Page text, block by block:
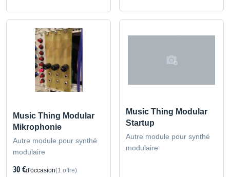
Music Thing Modular
Mikrophonie
Autre module pour synthé
modulaire
30 €d'occasion(1 offre)
Music Thing Modular
Startup
Autre module pour synthé
modulaire